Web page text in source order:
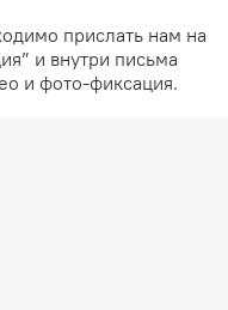
прислать нам на
и внутри письма
и фото-фиксация.